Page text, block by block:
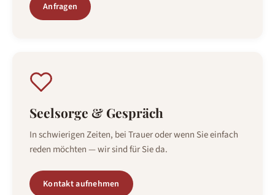
Anfragen
Seelsorge & Gespräch
In schwierigen Zeiten, bei Trauer oder wenn Sie einfach
reden möchten — wir sind für Sie da.
Kontakt aufnehmen